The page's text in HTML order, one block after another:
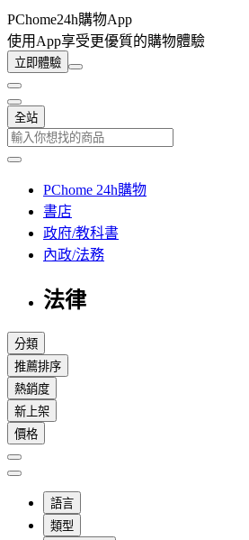
PChome24h購物App
使用App享受更優質的購物體驗
立即體驗
全站
PChome 24h購物
書店
政府/教科書
內政/法務
法律
分類
推薦排序
熱銷度
新上架
價格
語言
類型